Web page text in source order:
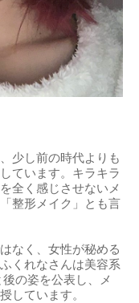
少し前の時代よりも
ています。キラキラ
全く感じさせないメ
整形メイク」とも言
なく、女性が秘める
くれなさんは美容系
の姿を公表し、メ
しています。